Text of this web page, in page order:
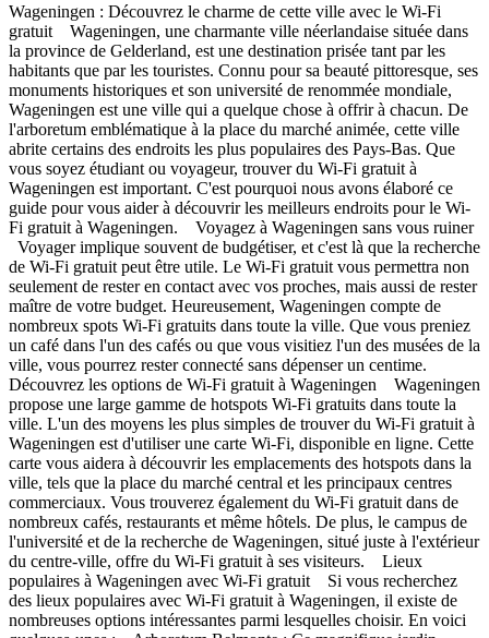
Wageningen : Découvrez le charme de cette ville avec le Wi-Fi
gratuit Wageningen, une charmante ville néerlandaise située dans
la province de Gelderland, est une destination prisée tant par les
habitants que par les touristes. Connu pour sa beauté pittoresque, ses
monuments historiques et son université de renommée mondiale,
Wageningen est une ville qui a quelque chose à offrir à chacun. De
l'arboretum emblématique à la place du marché animée, cette ville
abrite certains des endroits les plus populaires des Pays-Bas. Que
vous soyez étudiant ou voyageur, trouver du Wi-Fi gratuit à
Wageningen est important. C'est pourquoi nous avons élaboré ce
guide pour vous aider à découvrir les meilleurs endroits pour le Wi-
Fi gratuit à Wageningen. Voyagez à Wageningen sans vous ruiner
Voyager implique souvent de budgétiser, et c'est là que la recherche
de Wi-Fi gratuit peut être utile. Le Wi-Fi gratuit vous permettra non
seulement de rester en contact avec vos proches, mais aussi de rester
maître de votre budget. Heureusement, Wageningen compte de
nombreux spots Wi-Fi gratuits dans toute la ville. Que vous preniez
un café dans l'un des cafés ou que vous visitiez l'un des musées de la
ville, vous pourrez rester connecté sans dépenser un centime.
Découvrez les options de Wi-Fi gratuit à Wageningen Wageningen
propose une large gamme de hotspots Wi-Fi gratuits dans toute la
ville. L'un des moyens les plus simples de trouver du Wi-Fi gratuit à
Wageningen est d'utiliser une carte Wi-Fi, disponible en ligne. Cette
carte vous aidera à découvrir les emplacements des hotspots dans la
ville, tels que la place du marché central et les principaux centres
commerciaux. Vous trouverez également du Wi-Fi gratuit dans de
nombreux cafés, restaurants et même hôtels. De plus, le campus de
l'université et de la recherche de Wageningen, situé juste à l'extérieur
du centre-ville, offre du Wi-Fi gratuit à ses visiteurs. Lieux
populaires à Wageningen avec Wi-Fi gratuit Si vous recherchez
des lieux populaires avec Wi-Fi gratuit à Wageningen, il existe de
nombreuses options intéressantes parmi lesquelles choisir. En voici